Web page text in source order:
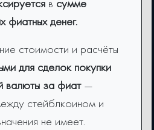
в сумме
фиатных денег.
стоимости и расчёты
для сделок покупки
за фиат—
стейблкоином и
не имеет.